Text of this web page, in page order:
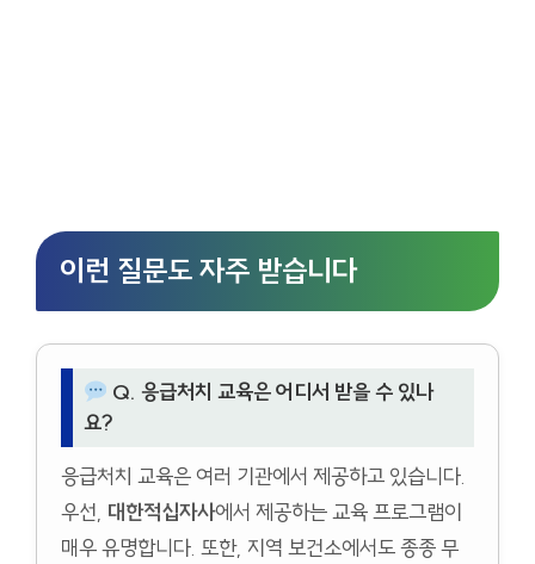
이런 질문도 자주 받습니다
Q. 응급처치 교육은 어디서 받을 수 있나
요?
응급처치 교육은 여러 기관에서 제공하고 있습니다.
우선, 대한적십자사에서 제공하는 교육 프로그램이
매우 유명합니다. 또한, 지역 보건소에서도 종종 무